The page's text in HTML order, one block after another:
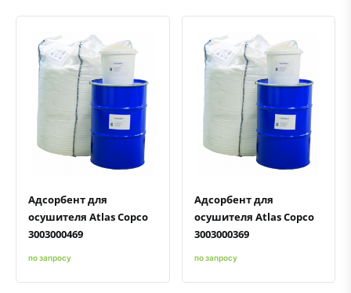
Быстрый просмотрДобавить к сравнению
Добавить в избранное
Адсорбент для
осушителя Atlas Copco
3003000469
по запросу
Быстрый просмотрДобавить к сравнению
Добавить в избранное
Адсорбент для
осушителя Atlas Copco
3003000369
по запросу